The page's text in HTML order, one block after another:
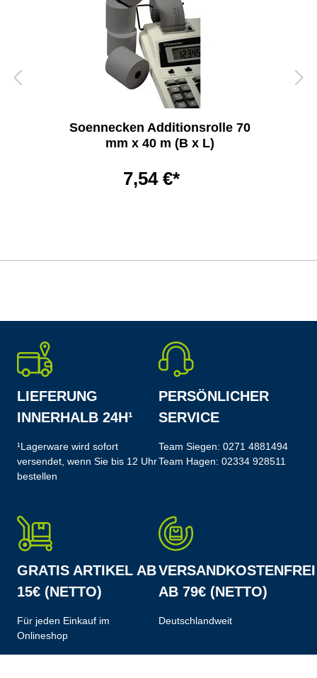
Soennecken Additionsrolle 70
mm x 40 m (B x L)
7,54 €*
LIEFERUNG
INNERHALB 24H¹
¹Lagerware wird sofort
versendet, wenn Sie bis 12 Uhr
bestellen
PERSÖNLICHER
SERVICE
Team Siegen: 0271 4881494
Team Hagen: 02334 928511
GRATIS ARTIKEL AB
15€ (NETTO)
Für jeden Einkauf im
Onlineshop
VERSANDKOSTENFREI
AB 79€ (NETTO)
Deutschlandweit